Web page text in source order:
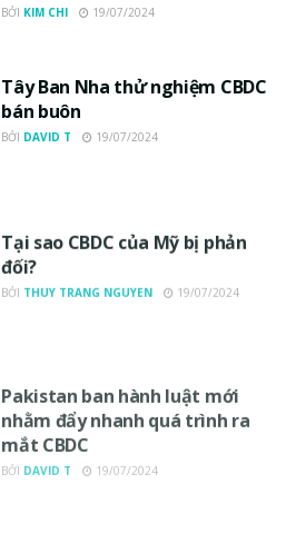
BỞI KIM CHI 19/07/2024
Tây Ban Nha thử nghiệm CBDC
bán buôn
BỞI DAVID T 19/07/2024
Tại sao CBDC của Mỹ bị phản
đối?
BỞI THUY TRANG NGUYEN 19/07/2024
Pakistan ban hành luật mới
nhằm đẩy nhanh quá trình ra
mắt CBDC
BỞI